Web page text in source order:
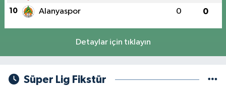
10 Alanyaspor 0 0
Detaylar için tıklayın
Süper Lig Fikstür